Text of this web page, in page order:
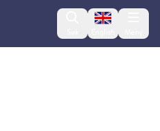
Change